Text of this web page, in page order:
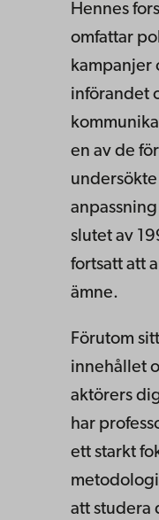
Hennes
omfattar
kampanjer
införandet
en av de
slutet av
fortsatt att
ämne.
Förutom
innehållet
aktörers
har
ett starkt
att studera